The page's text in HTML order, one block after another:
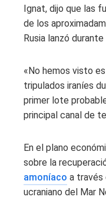
Ignat, dijo que las
de los
Rusia lanzó durante
«No hemos visto
tripulados iraníes
primer lote
principal canal de
En el plano
sobre la
amoníaco a través
ucraniano del Mar